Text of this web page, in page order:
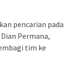
pencarian pada
Permana,
tim ke